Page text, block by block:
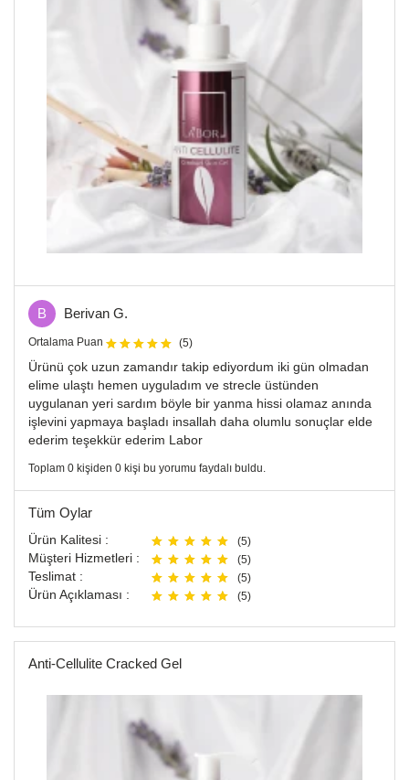
B Berivan G.
Ortalama Puan (5)
Ürünü çok uzun zamandır takip ediyordum iki gün olmadan
elime ulaştı hemen uyguladım ve strecle üstünden
uygulanan yeri sardım böyle bir yanma hissi olamaz anında
işlevini yapmaya başladı insallah daha olumlu sonuçlar elde
ederim teşekkür ederim Labor
Toplam 0 kişiden 0 kişi bu yorumu faydalı buldu.
Tüm Oylar
Ürün Kalitesi : (5)
Müşteri Hizmetleri : (5)
Teslimat : (5)
Ürün Açıklaması : (5)
Anti-Cellulite Cracked Gel